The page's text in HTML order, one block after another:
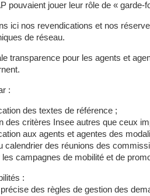
pouvaient jouer leur rôle de « garde-
ici nos revendications et nos
de réseau.
transparence pour les agents et
:
des textes de référence ;
des critères Insee autres que ceux
aux agents et agentes des
calendrier des réunions des
campagnes de mobilité et de
:
des règles de gestion des